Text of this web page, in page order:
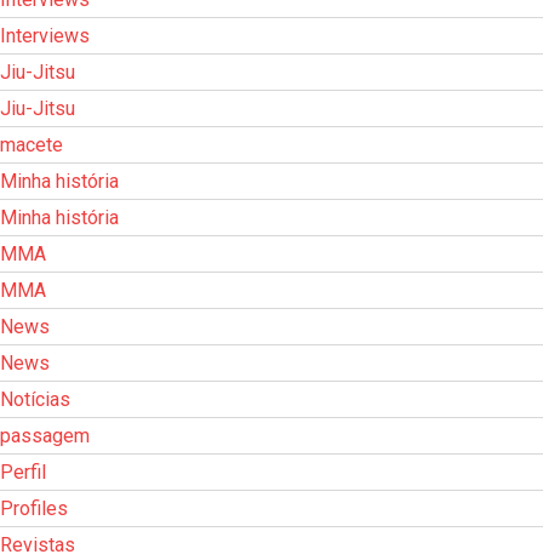
Interviews
Jiu-Jitsu
Jiu-Jitsu
macete
Minha história
Minha história
MMA
MMA
News
News
Notícias
passagem
Perfil
Profiles
Revistas